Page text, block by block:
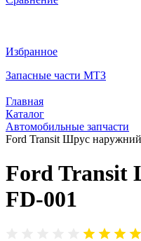
Избранное
Запасные части МТЗ
Главная
Каталог
Автомобильные запчасти
Ford Transit Шрус
Ford Transit
FD-001